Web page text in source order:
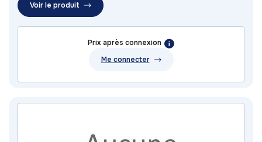
Voir le produit
Prix après connexion
Me connecter